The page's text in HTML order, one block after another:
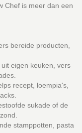
Chef is meer dan een
bereide producten,
eigen keuken, vers
recept, loempia's,
sukade of de
stamppotten, pasta